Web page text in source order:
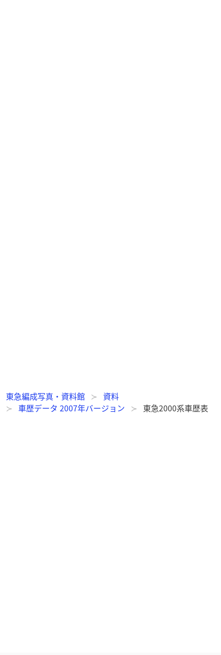
東急編成写真・資料館
資料
車歴データ 2007年バージョン
東急2000系車歴表